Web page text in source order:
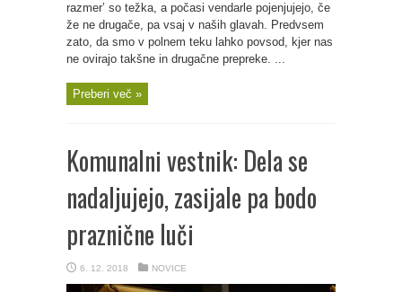
razmer’ so težka, a počasi vendarle pojenjujejo, če
že ne drugače, pa vsaj v naših glavah. Predvsem
zato, da smo v polnem teku lahko povsod, kjer nas
ne ovirajo takšne in drugačne prepreke. ...
Preberi več »
Komunalni vestnik: Dela se
nadaljujejo, zasijale pa bodo
praznične luči
6. 12. 2018 NOVICE